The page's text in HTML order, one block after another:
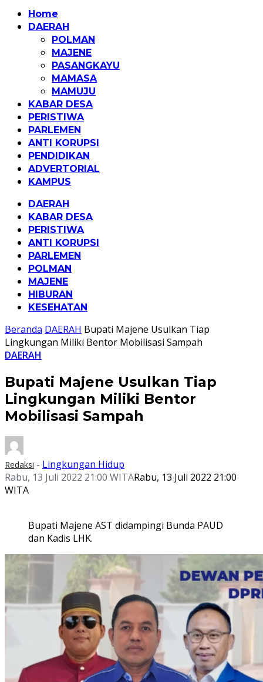
Home
DAERAH
POLMAN
MAJENE
PASANGKAYU
MAMASA
MAMUJU
KABAR DESA
PERISTIWA
PARLEMEN
ANTI KORUPSI
PENDIDIKAN
ADVERTORIAL
KAMPUS
DAERAH
KABAR DESA
PERISTIWA
ANTI KORUPSI
PARLEMEN
POLMAN
MAJENE
HIBURAN
KESEHATAN
Beranda DAERAH Bupati Majene Usulkan Tiap
Lingkungan Miliki Bentor Mobilisasi Sampah
DAERAH
Bupati Majene Usulkan Tiap
Lingkungan Miliki Bentor
Mobilisasi Sampah
Redaksi - Lingkungan Hidup
Rabu, 13 Juli 2022 21:00 WITARabu, 13 Juli 2022 21:00
WITA
Bupati Majene AST didampingi Bunda PAUD
dan Kadis LHK.